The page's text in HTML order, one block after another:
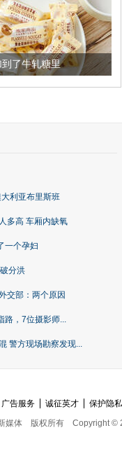
被列入佛家七宝的
利亚布里斯班
多高 车厢内缺氧
一个孕妇
分洪
交部：两个原因
路，7位摄影师...
警方现场勘察发现...
广告服务 诚征英才
保护隐
媒体
版权所有 Copyright ©